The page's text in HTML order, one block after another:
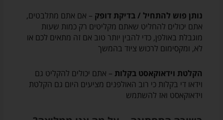
נותן פוש להתחיל / בדיקת דופק – אם אתם מתלבטים,
אתם יכולים להחליט שאתם מקליטים רק כמות שעות
מוגבלת באולפן, כדי להבין יותר טוב אם זה מתאים לכם או
לא, ומקסימום לרכוש ציוד בהמשך
הקלטת וידאוקאסט בקלות – אתם יכולים להקליט גם
וידאו די בקלות כי רוב האולפנים מציעים היום גם הקלטת
וידאוקאסט ואז להשתמש